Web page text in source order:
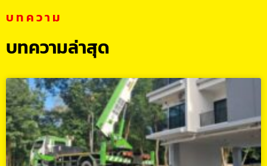
บทความ
บทความล่าสุด